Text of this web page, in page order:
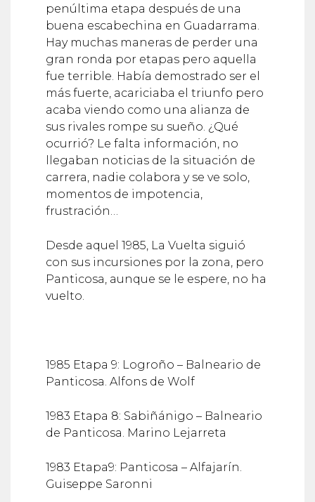
penúltima etapa después de una
buena escabechina en Guadarrama.
Hay muchas maneras de perder una
gran ronda por etapas pero aquella
fue terrible. Había demostrado ser el
más fuerte, acariciaba el triunfo pero
acaba viendo como una alianza de
sus rivales rompe su sueño. ¿Qué
ocurrió? Le falta información, no
llegaban noticias de la situación de
carrera, nadie colabora y se ve solo,
momentos de impotencia,
frustración…
Desde aquel 1985, La Vuelta siguió
con sus incursiones por la zona, pero
Panticosa, aunque se le espere, no ha
vuelto.
1985 Etapa 9: Logroño – Balneario de
Panticosa. Alfons de Wolf
1983 Etapa 8: Sabiñánigo – Balneario
de Panticosa. Marino Lejarreta
1983 Etapa9: Panticosa – Alfajarín.
Guiseppe Saronni